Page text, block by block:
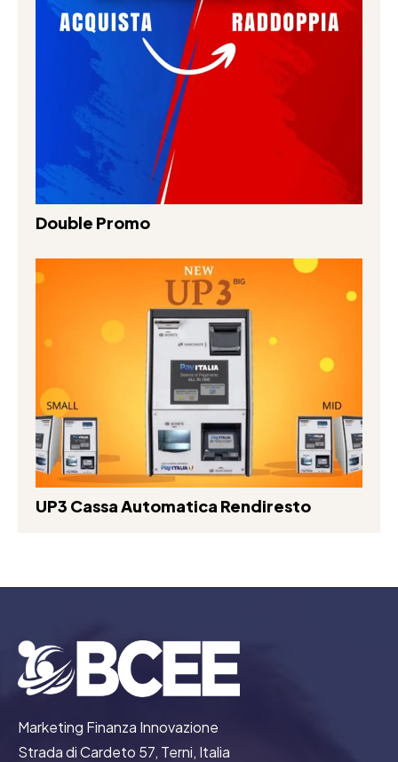
Double Promo
UP3 Cassa Automatica Rendiresto
Marketing Finanza Innovazione
Strada di Cardeto 57, Terni, Italia